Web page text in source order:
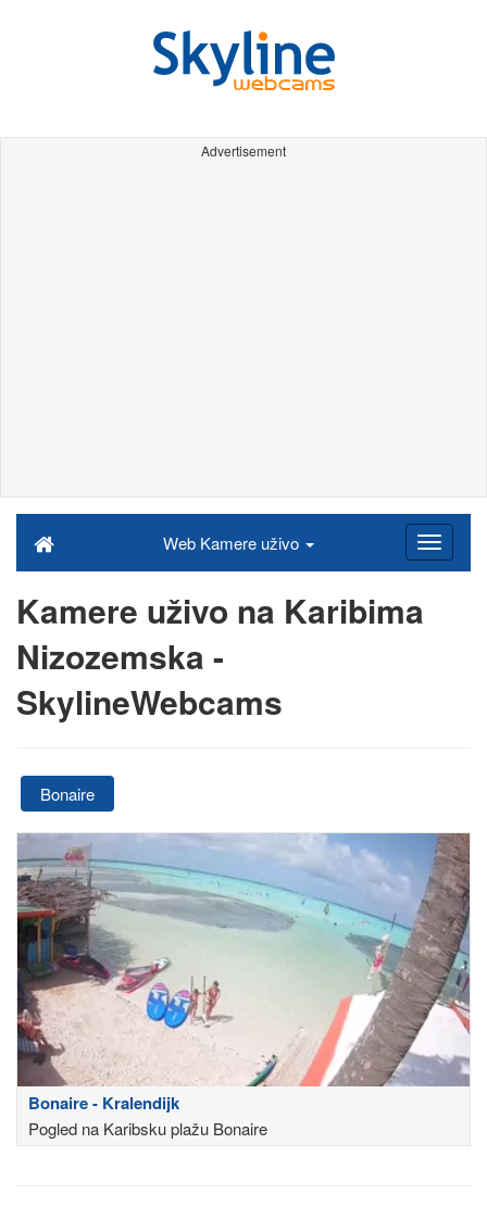
Advertisement
Web Kamere uživo
Kamere uživo na Karibima
Nizozemska -
SkylineWebcams
Bonaire
Bonaire - Kralendijk
Pogled na Karibsku plažu Bonaire